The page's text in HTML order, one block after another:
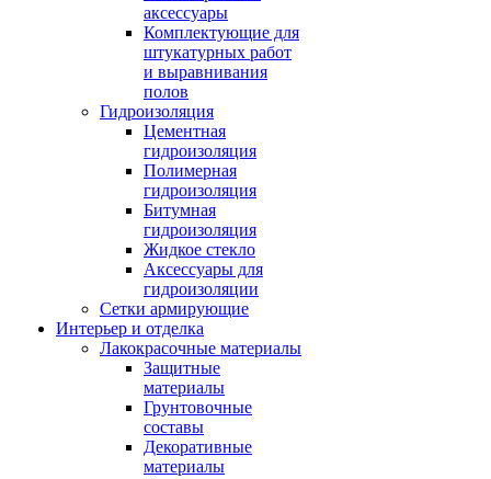
аксессуары
Комплектующие для
штукатурных работ
и выравнивания
полов
Гидроизоляция
Цементная
гидроизоляция
Полимерная
гидроизоляция
Битумная
гидроизоляция
Жидкое стекло
Аксессуары для
гидроизоляции
Сетки армирующие
Интерьер и отделка
Лакокрасочные материалы
Защитные
материалы
Грунтовочные
составы
Декоративные
материалы